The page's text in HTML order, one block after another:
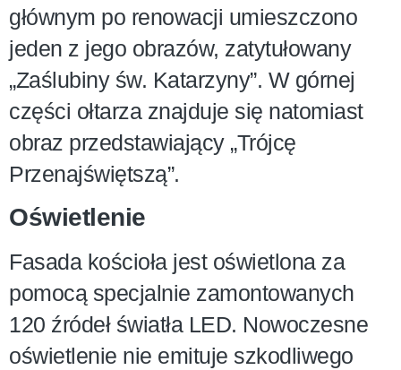
głównym po renowacji umieszczono
jeden z jego obrazów, zatytułowany
„Zaślubiny św. Katarzyny”. W górnej
części ołtarza znajduje się natomiast
obraz przedstawiający „Trójcę
Przenajświętszą”.
Oświetlenie
Fasada kościoła jest oświetlona za
pomocą specjalnie zamontowanych
120 źródeł światła LED. Nowoczesne
oświetlenie nie emituje szkodliwego